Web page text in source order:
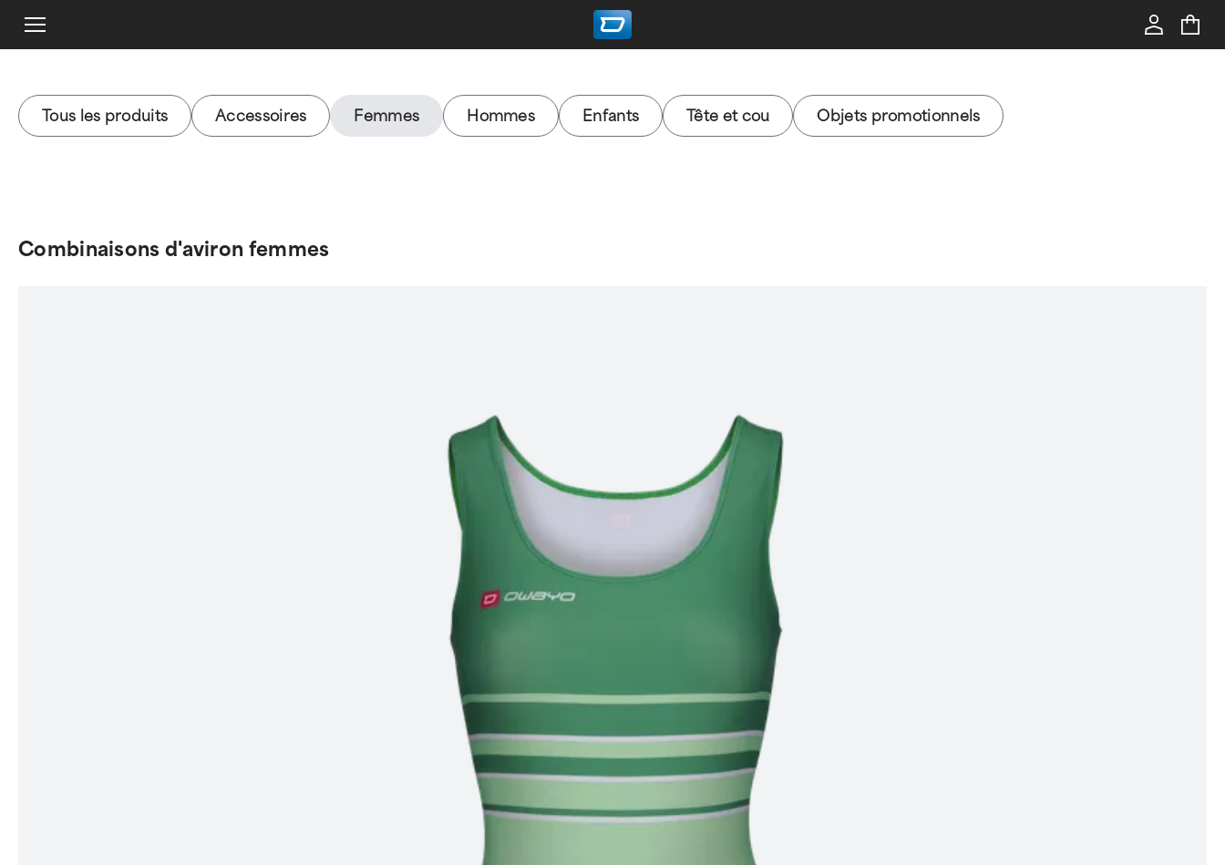
Tous les produits Accessoires Femmes Hommes Enfants Tête et cou Objets promotionnels
Combinaisons d'aviron femmes